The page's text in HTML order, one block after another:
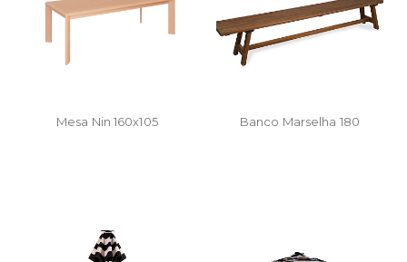
Mesa Nin 160x105 Banco Marselha 180